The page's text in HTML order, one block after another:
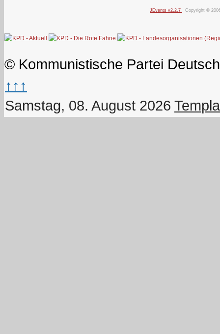
JEvents v2.2.7 Copyright ©
© Kommunistische Partei
↑↑↑
Samstag, 08. August 2026